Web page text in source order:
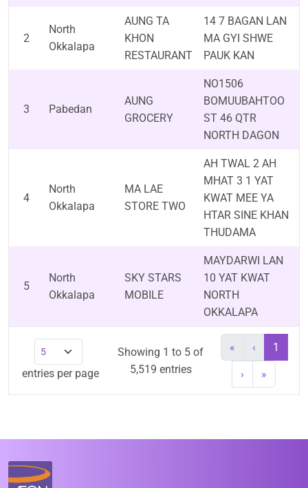
2
North
Okkalapa
AUNG TA
KHON
RESTAURANT
14 7 BAGAN LAN
MA GYI SHWE
PAUK KAN
3 Pabedan
AUNG
GROCERY
NO1506
BOMUUBAHTOO
ST 46 QTR
NORTH DAGON
4
North
Okkalapa
MA LAE
STORE TWO
AH TWAL 2 AH
MHAT 3 1 YAT
KWAT MEE YA
HTAR SINE KHAN
THUDAMA
5
North
Okkalapa
SKY STARS
MOBILE
MAYDARWI LAN
10 YAT KWAT
NORTH
OKKALAPA
entries per page
Showing 1 to 5 of
5,519 entries
« ‹ 1
› »